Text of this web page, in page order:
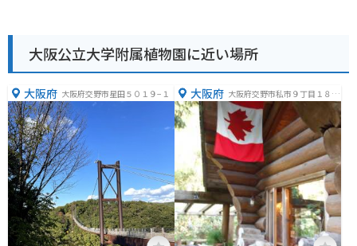
大阪公立大学附属植物園に近い場所
大阪府 大阪府交野市星田５０１９−１ 大阪府 大阪府交野市私市９丁目１８
−１０